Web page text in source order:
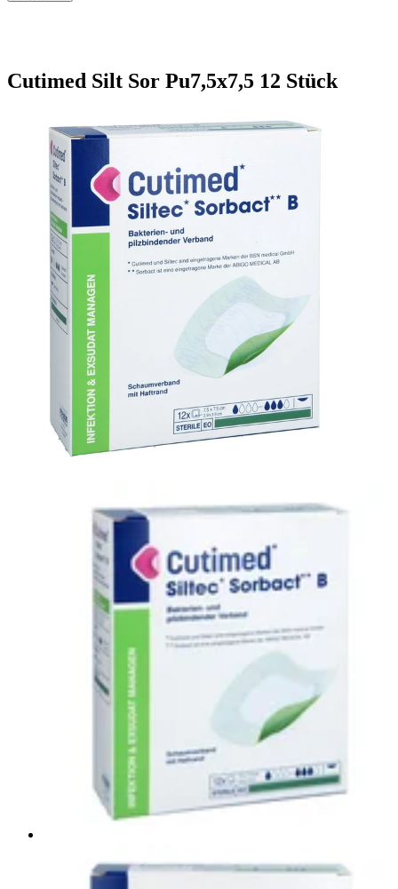
Cutimed Silt Sor Pu7,5x7,5 12 Stück